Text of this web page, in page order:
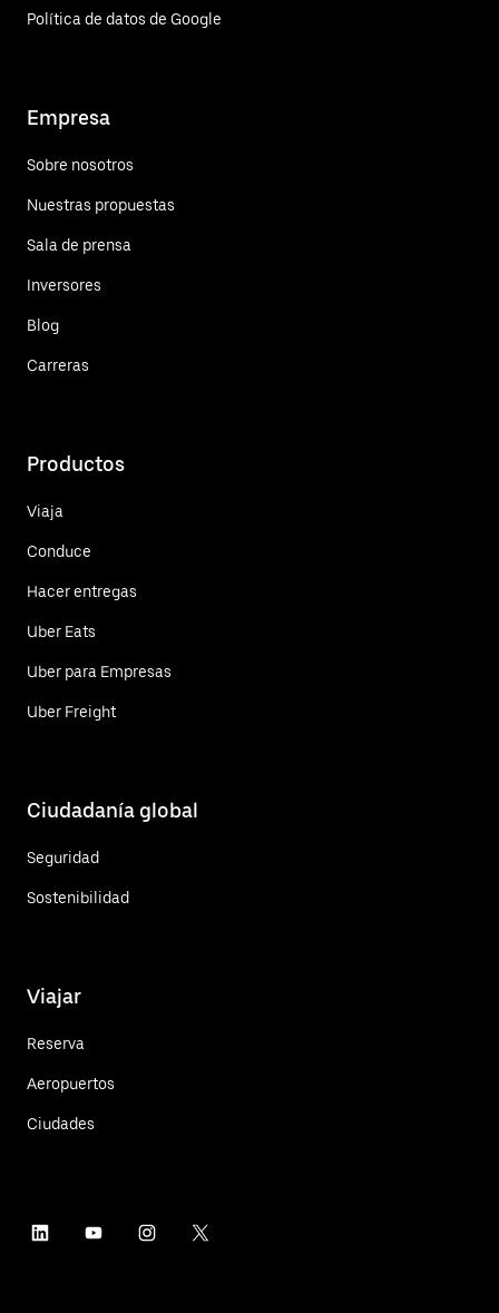
Política de datos de Google
Empresa
Sobre nosotros
Nuestras propuestas
Sala de prensa
Inversores
Blog
Carreras
Productos
Viaja
Conduce
Hacer entregas
Uber Eats
Uber para Empresas
Uber Freight
Ciudadanía global
Seguridad
Sostenibilidad
Viajar
Reserva
Aeropuertos
Ciudades